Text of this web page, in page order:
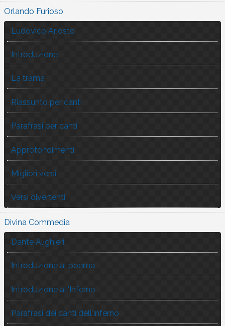
Orlando Furioso
Ludovico Ariosto
Introduzione
La trama
Riassunto per canti
Parafrasi per canti
Approfondimenti
Migliori versi
Versi divertenti
Divina Commedia
Dante Alighieri
Introduzione al poema
Introduzione all’Inferno
Parafrasi dei canti dell’Inferno